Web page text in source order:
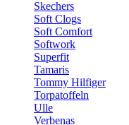
Skechers
Soft Clogs
Soft Comfort
Softwork
Superfit
Tamaris
Tommy Hilfiger
Torpatoffeln
Ulle
Verbenas